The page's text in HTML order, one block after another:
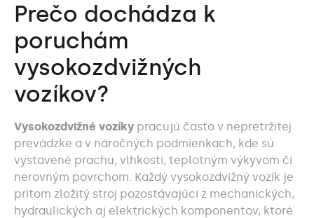
Prečo dochádza k
poruchám
vysokozdvižných
vozíkov?
Vysokozdvižné vozíky pracujú často v nepretržitej
prevádzke a v náročných podmienkach, kde sú
vystavené prachu, vlhkosti, teplotným výkyvom či
nerovným povrchom. Každý vysokozdvižný vozík je
pritom zložitý stroj pozostávajúci z mechanických,
hydraulických aj elektrických komponentov, ktoré